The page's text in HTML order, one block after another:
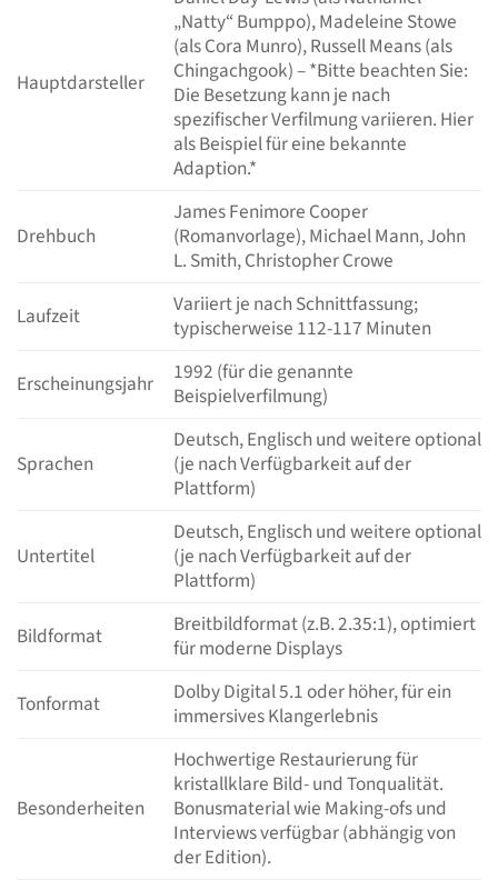
Hauptdarsteller
„Natty“ Bumppo), Madeleine Stowe
(als Cora Munro), Russell Means (als
Chingachgook) – *Bitte beachten Sie:
Die Besetzung kann je nach
spezifischer Verfilmung variieren. Hier
als Beispiel für eine bekannte
Adaption.*
Drehbuch
James Fenimore Cooper
(Romanvorlage), Michael Mann, John
L. Smith, Christopher Crowe
Laufzeit
Variiert je nach Schnittfassung;
typischerweise 112-117 Minuten
Erscheinungsjahr
1992 (für die genannte
Beispielverfilmung)
Sprachen
Deutsch, Englisch und weitere optional
(je nach Verfügbarkeit auf der
Plattform)
Untertitel
Deutsch, Englisch und weitere optional
(je nach Verfügbarkeit auf der
Plattform)
Bildformat
Breitbildformat (z.B. 2.35:1), optimiert
für moderne Displays
Tonformat
Dolby Digital 5.1 oder höher, für ein
immersives Klangerlebnis
Besonderheiten
Hochwertige Restaurierung für
kristallklare Bild- und Tonqualität.
Bonusmaterial wie Making-ofs und
Interviews verfügbar (abhängig von
der Edition).